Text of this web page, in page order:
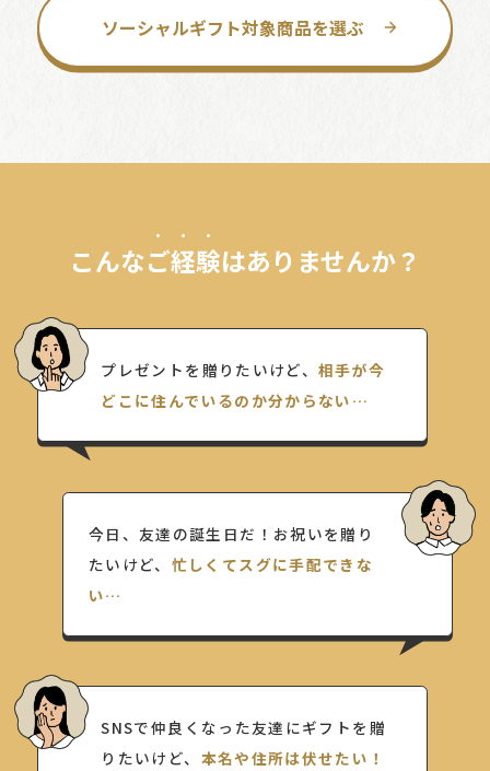
ソーシャルギフト対象商品を選ぶ
こんなご経験はありませんか？
プレゼントを贈りたいけど、相手が今
どこに住んでいるのか分からない…
今日、友達の誕生日だ！お祝いを贈り
たいけど、 忙しくてスグに手配できな
い…
SNSで仲良くなった友達にギフトを贈
りたいけど、 本名や住所は伏せたい！